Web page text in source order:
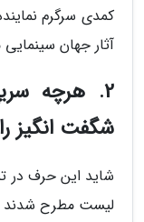
کمدی سرگرم
آثار جهان
2. هرچه
شگفت انگیز را
شاید این حرف در
لیست مطرح شدند